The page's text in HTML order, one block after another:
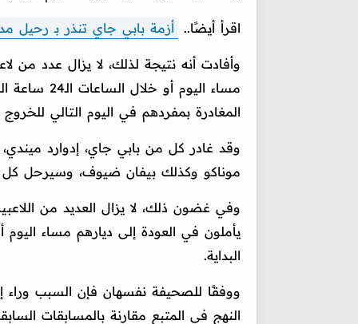
اقرأ أيضًا.. أزمة بابي جاي تنذر بـ رحيل
وأفادت أنه نتيجة لذلك، لا يزال عدد
مساء
المغادرة بمفردهم في اليوم التالي
وقد غادر كل من بابي جاي، إدوارد
موناكو وكذلك بيفان ضيوف، وسيرحل كل
وفي غضون ذلك، لا يزال العديد من
يأملون في العودة إلى ديارهم مساء اليوم
البداية.
ووفقًا للصحيفة نفسهان فإن السبب وراء
النهج في المتبع مقارنة بالمسابقات